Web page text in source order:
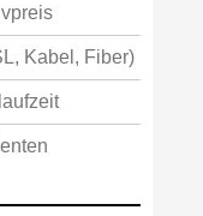
Kabel, Fiber)